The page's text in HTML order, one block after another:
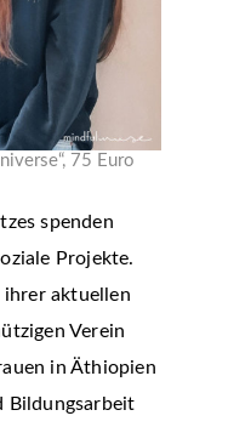
75 Euro
spenden
Projekte.
aktuellen
Verein
in Äthiopien
Bildungsarbeit